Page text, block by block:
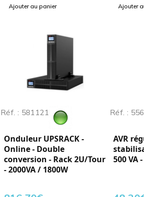
Ajouter au panier Ajouter
Réf. : 581121
Onduleur UPSRACK -
Online - Double
conversion - Rack 2U/Tour
- 2000VA / 1800W
Réf. :
AVR
500 VA